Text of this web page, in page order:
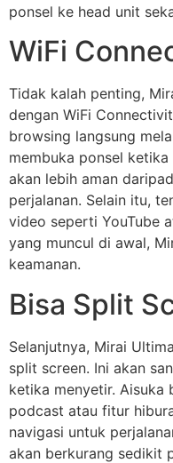
ponsel ke head unit
WiFi
Tidak kalah penting,
dengan WiFi
browsing langsung
membuka ponsel
akan lebih aman
perjalanan. Selain itu,
video seperti YouTube
yang muncul di awal,
keamanan.
Bisa Split
Selanjutnya, Mirai
split screen. Ini akan
ketika menyetir. Aisuka
podcast atau fitur
navigasi untuk
akan berkurang sedikit